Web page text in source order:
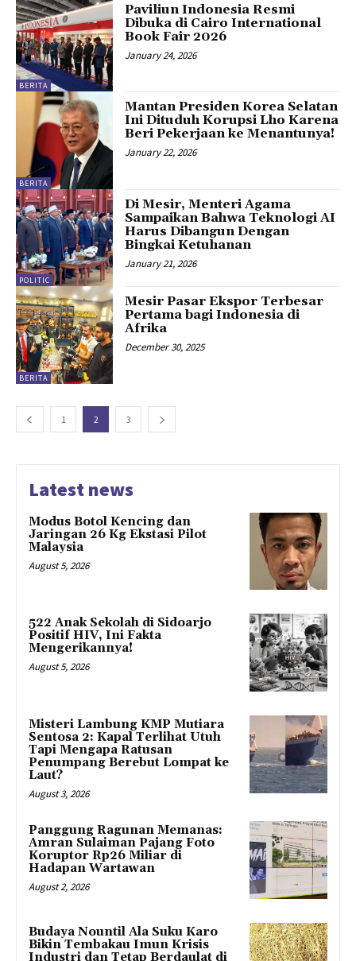
BERITA
Paviliun Indonesia Resmi
Dibuka di Cairo International
Book Fair 2026
January 24, 2026
BERITA
Mantan Presiden Korea Selatan
Ini Dituduh Korupsi Lho Karena
Beri Pekerjaan ke Menantunya!
January 22, 2026
POLITIC
Di Mesir, Menteri Agama
Sampaikan Bahwa Teknologi AI
Harus Dibangun Dengan
Bingkai Ketuhanan
January 21, 2026
BERITA
Mesir Pasar Ekspor Terbesar
Pertama bagi Indonesia di
Afrika
December 30, 2025
1 2 3
Latest news
Modus Botol Kencing dan
Jaringan 26 Kg Ekstasi Pilot
Malaysia
August 5, 2026
522 Anak Sekolah di Sidoarjo
Positif HIV, Ini Fakta
Mengerikannya!
August 5, 2026
Misteri Lambung KMP Mutiara
Sentosa 2: Kapal Terlihat Utuh
Tapi Mengapa Ratusan
Penumpang Berebut Lompat ke
Laut?
August 3, 2026
Panggung Ragunan Memanas:
Amran Sulaiman Pajang Foto
Koruptor Rp26 Miliar di
Hadapan Wartawan
August 2, 2026
Budaya Nountil Ala Suku Karo
Bikin Tembakau Imun Krisis
Industri dan Tetap Berdaulat di